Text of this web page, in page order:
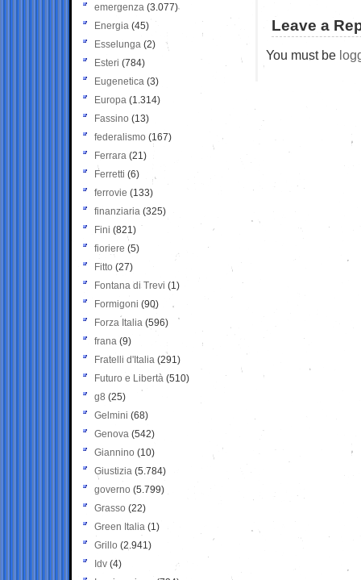
Leave a
You must be
emergenza (3.077)
Energia (45)
Esselunga (2)
Esteri (784)
Eugenetica (3)
Europa (1.314)
Fassino (13)
federalismo (167)
Ferrara (21)
Ferretti (6)
ferrovie (133)
finanziaria (325)
Fini (821)
fioriere (5)
Fitto (27)
Fontana di Trevi (1)
Formigoni (90)
Forza Italia (596)
frana (9)
Fratelli d'Italia (291)
Futuro e Libertà (510)
g8 (25)
Gelmini (68)
Genova (542)
Giannino (10)
Giustizia (5.784)
governo (5.799)
Grasso (22)
Green Italia (1)
Grillo (2.941)
Idv (4)